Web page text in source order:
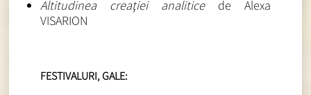
Altitudinea creaţiei analitice de Alexa
VISARION
FESTIVALURI, GALE: